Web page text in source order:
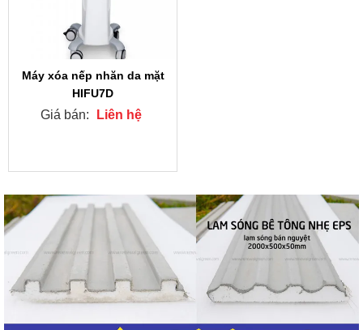
Máy xóa nếp nhăn da mặt
HIFU7D
Giá bán: Liên hệ